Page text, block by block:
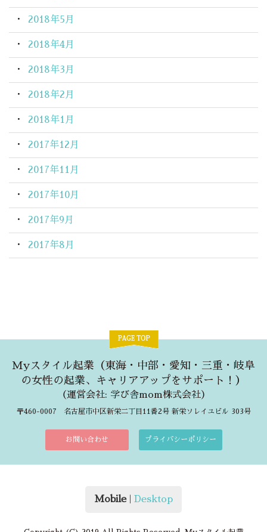
2018年5月
2018年4月
2018年3月
2018年2月
2018年1月
2017年12月
2017年11月
2017年10月
2017年9月
2017年8月
Myスタイル起業（東海・中部・愛知・三重・岐阜
の女性の起業、キャリアアップをサポート！）
（運営会社: 学び舎mom株式会社）
〒460-0007 名古屋市中区新栄二丁目11番2号 新栄ソレイユビル 303号
お問い合わせ プライバシーポリシー
Mobile| Desktop